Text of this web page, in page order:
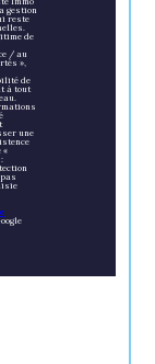
gestion
reste
de
/ au
»,
de
à tout
une
«